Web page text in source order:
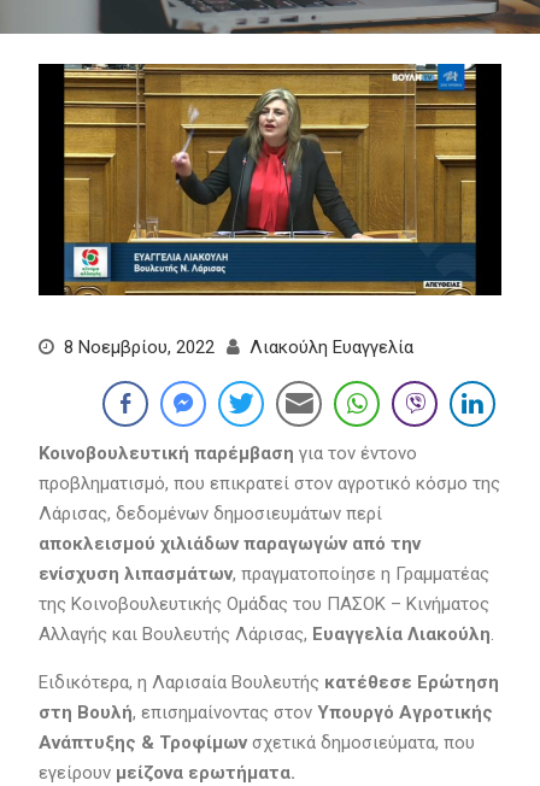
8 Νοεμβρίου, 2022 Λιακούλη Ευαγγελία
Κοινοβουλευτική παρέμβαση για τον έντονο
προβληματισμό, που επικρατεί στον αγροτικό κόσμο της
Λάρισας, δεδομένων δημοσιευμάτων περί
αποκλεισμού χιλιάδων παραγωγών από την
ενίσχυση λιπασμάτων, πραγματοποίησε η Γραμματέας
της Κοινοβουλευτικής Ομάδας του ΠΑΣΟΚ – Κινήματος
Αλλαγής και Βουλευτής Λάρισας, Ευαγγελία Λιακούλη.
Ειδικότερα, η Λαρισαία Βουλευτής κατέθεσε Ερώτηση
στη Βουλή, επισημαίνοντας στον Υπουργό Αγροτικής
Ανάπτυξης & Τροφίμωνσχετικά δημοσιεύματα, που
εγείρουν μείζονα ερωτήματα.